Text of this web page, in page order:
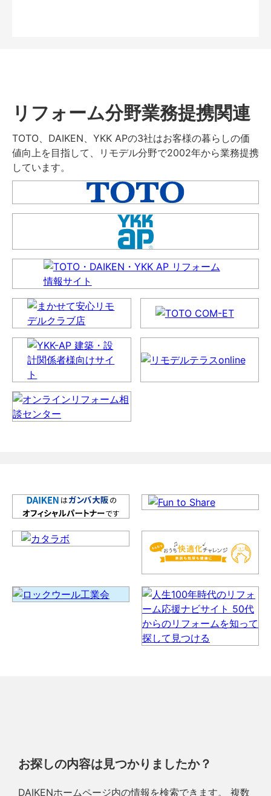
リフォーム分野業務提携関連
TOTO、DAIKEN、YKK APの3社はお客様の暮らしの価
値向上を目指して、リモデル分野で2002年から業務提携
しています。
お探しの内容は見つかりましたか？
DAIKENホームページ内の情報を検索できます。 複数